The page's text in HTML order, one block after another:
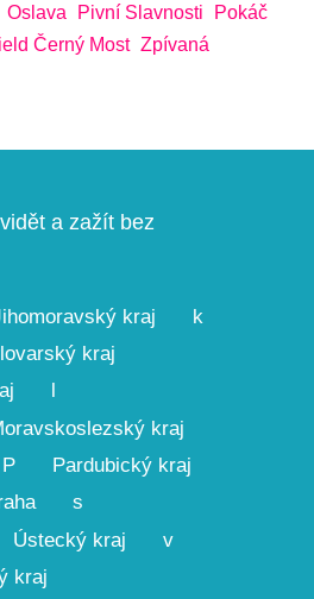
Oslava Pivní Slavnosti
Pokáč
Černý Most Zpívaná
a zažít bez
kraj
k
kraj
kraj
P
Pardubický kraj
s
Ústecký kraj
v
kraj